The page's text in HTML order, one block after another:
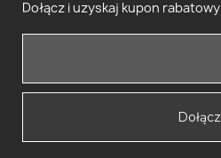
Dołącz i uzyskaj kupon rabatowy
Dołącz